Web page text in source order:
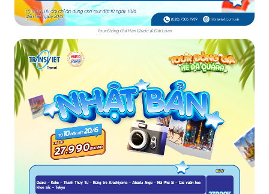
Tour Đồng Giá Hàn Quốc & Đài Loan